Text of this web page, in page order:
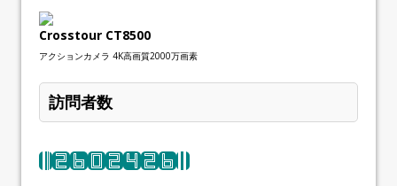
Crosstour CT8500
アクションカメラ 4K高画質2000万画素
訪問者数